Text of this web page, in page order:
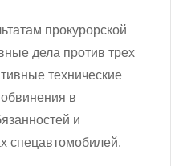
прокурорской
дела против трех
технические
в
и
спецавтомобилей.